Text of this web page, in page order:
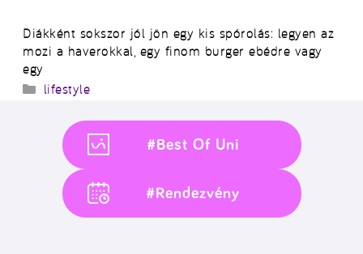
Diákként sokszor jól jön egy kis spórolás: legyen az
mozi a haverokkal, egy finom burger ebédre vagy
egy
Kategória
lifestyle
#Best Of Uni
#Rendezvény